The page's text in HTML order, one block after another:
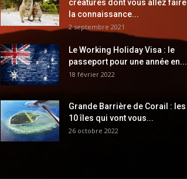
créatures dont vous allez faire
la connaissance...
2 septembre 2021
Le Working Holiday Visa : le
passeport pour une année en...
18 février 2022
Grande Barrière de Corail : les
10 îles qui vont vous...
26 octobre 2022